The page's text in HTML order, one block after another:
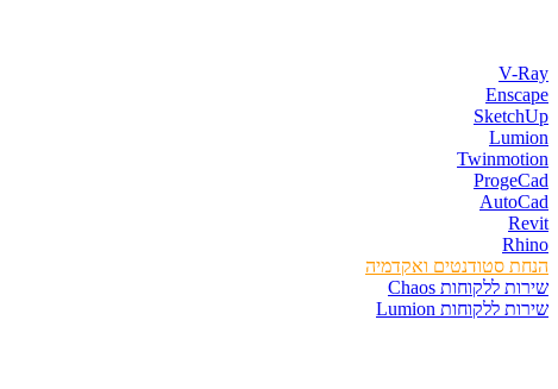
V-Ray
Enscape
SketchUp
Lumion
Twinmotion
ProgeCad
AutoCad
Revit
Rhino
הנחת סטודנטים ואקדמיה
שירות ללקוחות Chaos
שירות ללקוחות Lumion